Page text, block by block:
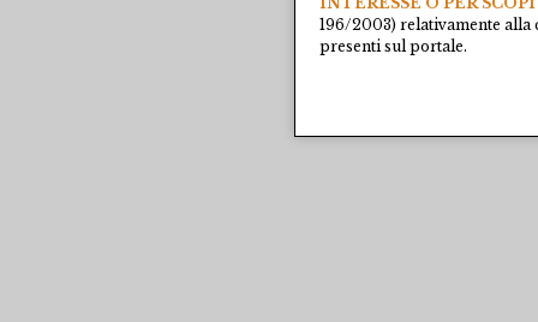
196/2003) relativamente
presenti sul portale.